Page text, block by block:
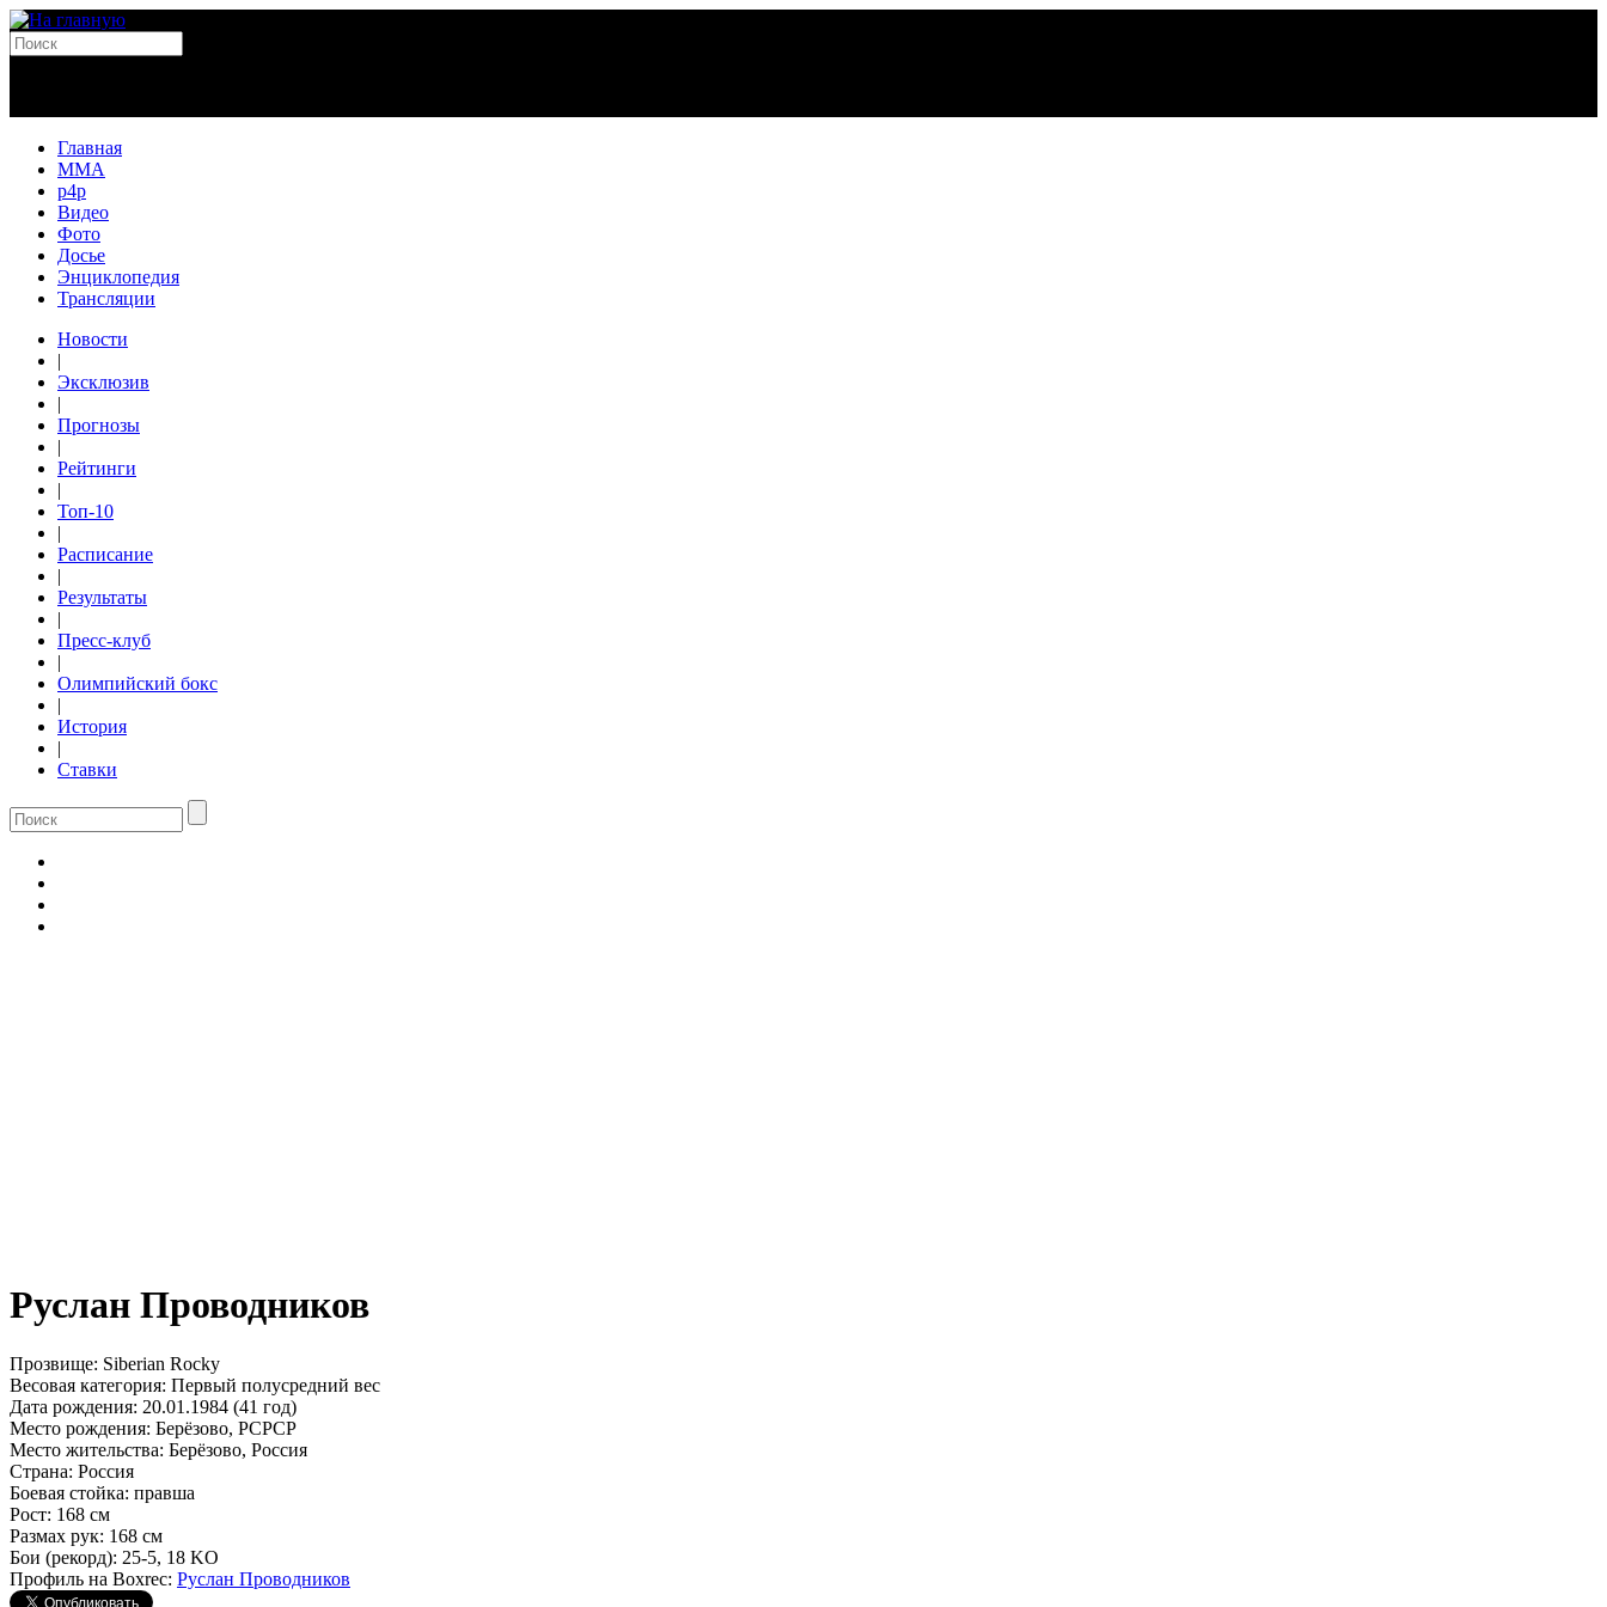
Главная
MMA
p4p
Видео
Фото
Досье
Энциклопедия
Трансляции
Новости
|
Эксклюзив
|
Прогнозы
|
Рейтинги
|
Топ-10
|
Расписание
|
Результаты
|
Пресс-клуб
|
Олимпийский бокс
|
История
|
Ставки
Руслан Проводников
Прозвище: Siberian Rocky
Весовая категория: Первый полусредний вес
Дата рождения: 20.01.1984 (41 год)
Место рождения: Берёзово, РСРСР
Место жительства: Берёзово, Россия
Страна: Россия
Боевая стойка: правша
Рост: 168 см
Размах рук: 168 см
Бои (рекорд): 25-5, 18 KO
Профиль на Boxrec: Руслан Проводников